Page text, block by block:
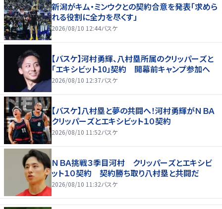
新潟がキム・ミンウクとの契約合意を発表「求めら
れる役割に全力を尽くす」
2026/08/10 12:44バスケ
【バスケ】河村勇輝、八村塁所属のクリッパーズと
「エキシビット10」契約 開幕前キャンプ参加へ
2026/08/10 12:37バスケ
【バスケ】八村塁と夢の共闘へ！河村勇輝がＮＢＡ
クリッパーズとエキシビット１０契約
2026/08/10 11:52バスケ
ＮＢＡ挑戦３季目河村 クリッパーズとエキシビ
ット１０契約 契約勝ち取り八村塁と共闘だ
2026/08/10 11:32バスケ